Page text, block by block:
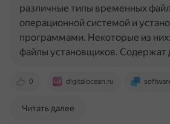
0 digitalocean.ru
различные типы временных
операционной системой и
программами. Некоторые из
файлы установщиков. Содержат
Читать далее